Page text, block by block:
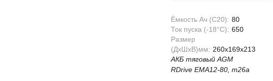
Ёмкость Ач (С20): 80
Ток пуска (-18°С): 650
Размер
(ДхШхВ)мм: 260x169x213
АКБ тяговый AGM
RDrive EMA12-80, m26a